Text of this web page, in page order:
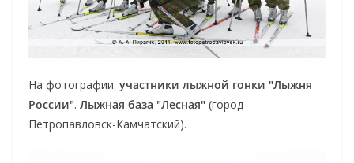
На фотографии: участники лыжной гонки "Лыжня
России". Лыжная база "Лесная" (город
Петропавловск-Камчатский).